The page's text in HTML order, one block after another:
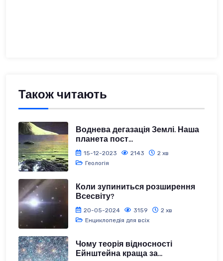
Також читають
Воднева дегазація Землі. Наша
планета пост...
15-12-2023 2143
2 хв
Геологія
Коли зупиниться розширення
Всесвіту?
20-05-2024 3159
2 хв
Енциклопедія для всіх
Чому теорія відносності
Ейнштейна краща за...